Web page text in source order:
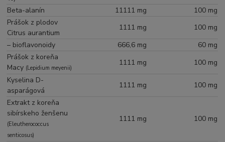
Beta-alanín
11111 mg
100 mg
Prášok z plodov
Citrus aurantium
1111 mg
100 mg
– bioflavonoidy
666,6 mg
60 mg
Prášok z koreňa
Macy (Lepidium meyenii)
1111 mg
100 mg
Kyselina D-
asparágová
1111 mg
100 mg
Extrakt z koreňa
sibírskeho ženšenu
(Eleutherococcus
senticosus)
1111 mg 100 mg